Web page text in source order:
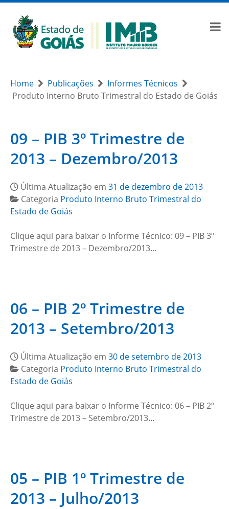
Home Publicações
Informes Técnicos
Produto Interno Bruto Trimestral do Estado de Goiás
09 – PIB 3º Trimestre de
2013 – Dezembro/2013
Última Atualização em 31 de dezembro de 2013
Categoria Produto Interno Bruto Trimestral do
Estado de Goiás
Clique aqui para baixar o Informe Técnico: 09 – PIB 3º
Trimestre de 2013 – Dezembro/2013…
06 – PIB 2º Trimestre de
2013 – Setembro/2013
Última Atualização em 30 de setembro de 2013
Categoria Produto Interno Bruto Trimestral do
Estado de Goiás
Clique aqui para baixar o Informe Técnico: 06 – PIB 2º
Trimestre de 2013 – Setembro/2013…
05 – PIB 1º Trimestre de
2013 – Julho/2013